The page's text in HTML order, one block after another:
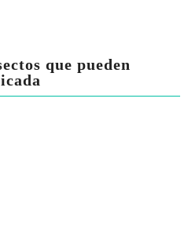
que pueden